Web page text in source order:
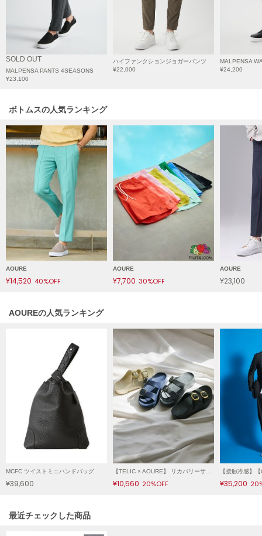
ル
le coq sportif
ルコックスポルティフ
LeSportsac
レスポートサック
リリーブラウン
LILY BROWN Lingerie
メイドオブオーガニクス
MICHU COQUETTE
ミチュ コケット
MIESROHE
ミースロエ
miies miim
ミーエスミーム
Mila Owen
ミラオーウェン
MOIGE
モワージュ
SOLD OUT
MALPENSA PANTS 4SEASONS
¥23,100
ハイファンクションジョガーパンツ
¥22,000
MALPENSA
¥24,200
ボトムスの人気ランキング
AOURE
¥14,520 40%OFF
AOURE
¥7,700 30%OFF
AOURE
¥23,100
AOUREの人気ランキング
MCFC ツイストミニハンドバッグ
¥39,600
【TELIC × AOURE】 リカバリーサンダル
¥10,560 20%OFF ¥35,200
関連記事
最近チェックした商品